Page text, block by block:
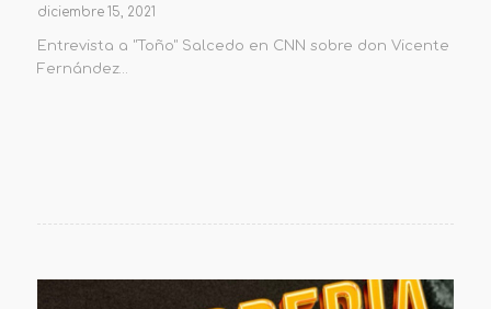
diciembre 15, 2021
Entrevista a "Toño" Salcedo en CNN sobre don Vicente
Fernández…